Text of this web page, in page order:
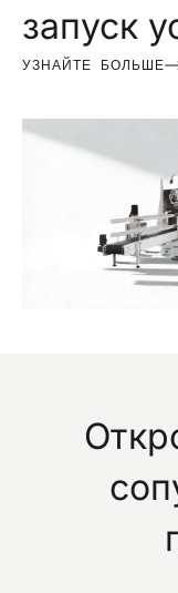
запуск
УЗНАЙТЕ БОЛЬШЕ